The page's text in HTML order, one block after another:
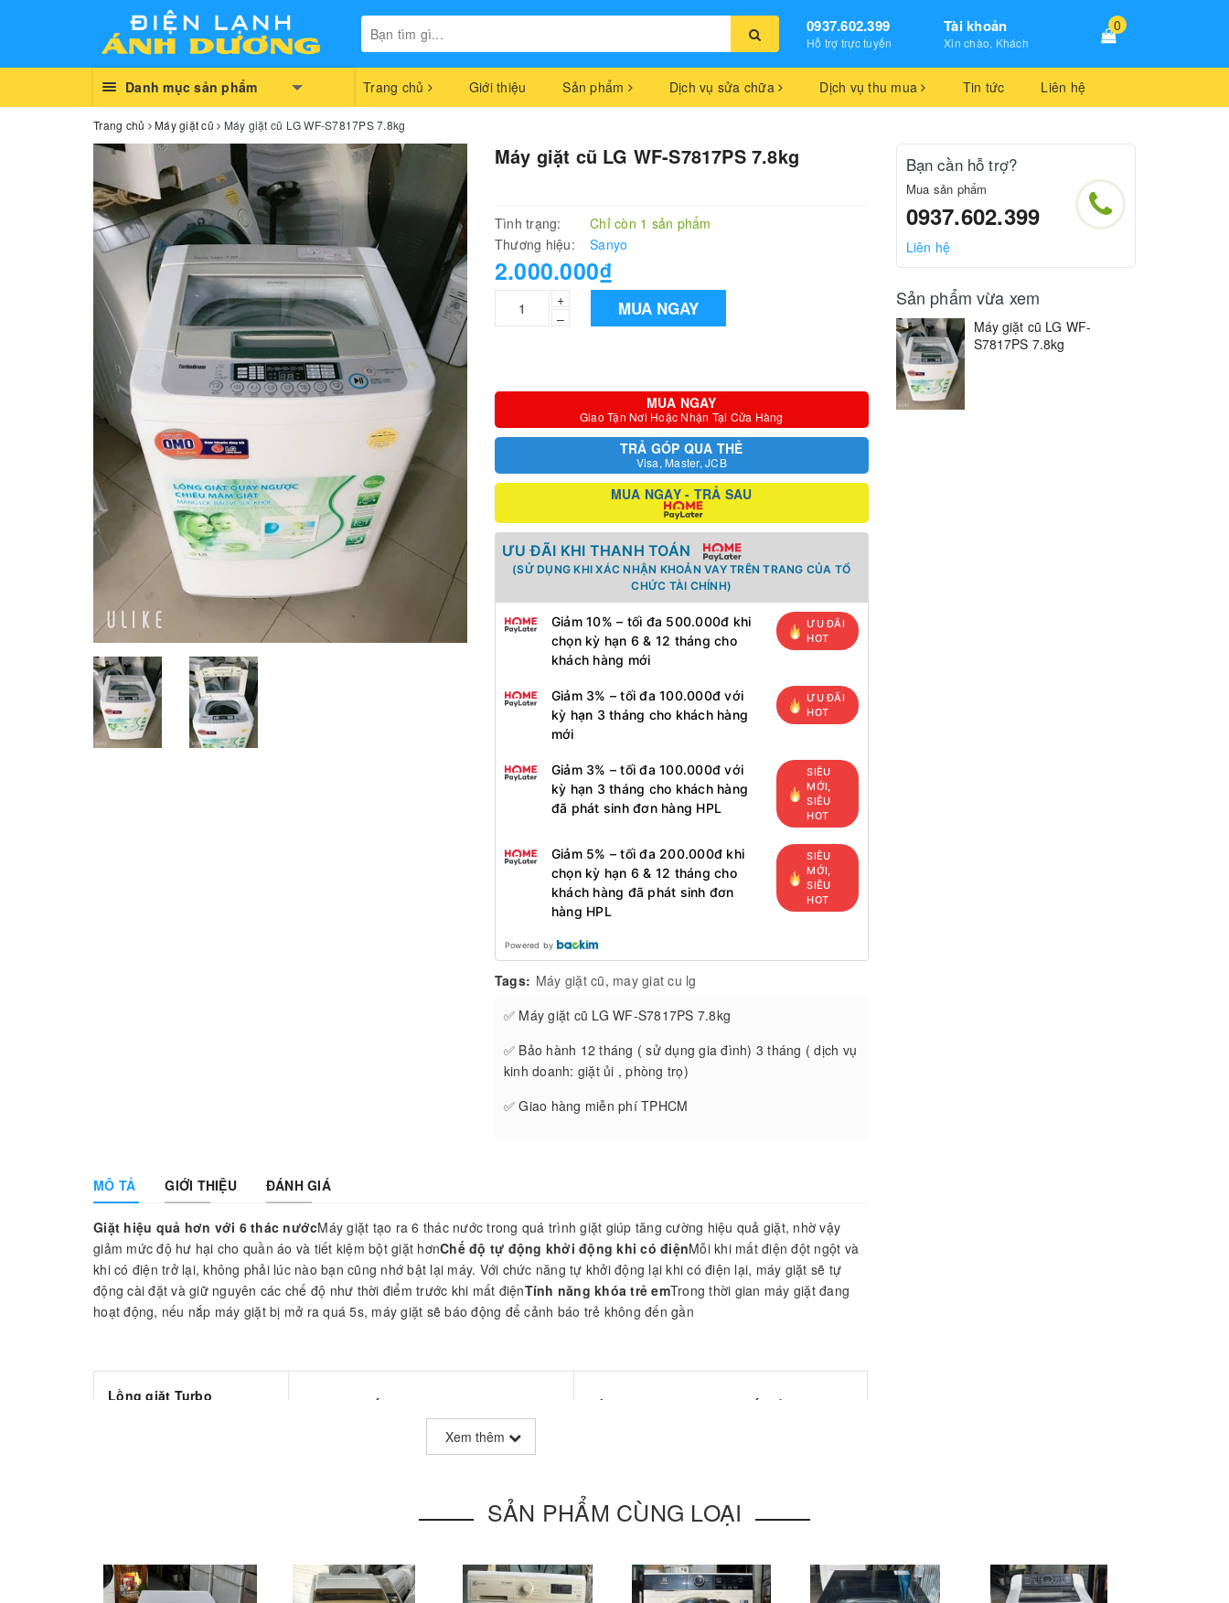
0937.602.399
Hỗ trợ trực tuyến
Tài khoản
Xin chào, Khách
0
Danh mục sản phẩm Trang chủ Giới thiệu Sản phẩm Dịch vụ sửa chữa Dịch vụ thu mua Tin tức Liên hệ
Trang chủ Máy giặt cũ Máy giặt cũ LG WF-S7817PS 7.8kg
Máy giặt cũ LG WF-S7817PS 7.8kg
Tình trạng:
Chỉ còn 1 sản phẩm
Thương hiệu:
Sanyo
2.000.000₫
+
–
MUA NGAY
MUA NGAY
Giao Tận Nơi Hoặc Nhận Tại Cửa Hàng
TRẢ GÓP QUA THẺ
Visa, Master, JCB
MUA NGAY - TRẢ SAU
ƯU ĐÃI KHI THANH TOÁN
(SỬ DỤNG KHI XÁC NHẬN KHOẢN VAY TRÊN TRANG CỦA TỔ
CHỨC TÀI CHÍNH)
Giảm 10% – tối đa 500.000đ khi
chọn kỳ hạn 6 & 12 tháng cho
khách hàng mới
ƯU ĐÃI
HOT
Giảm 3% – tối đa 100.000đ với
kỳ hạn 3 tháng cho khách hàng
mới
ƯU ĐÃI
HOT
Giảm 3% – tối đa 100.000đ với
kỳ hạn 3 tháng cho khách hàng
đã phát sinh đơn hàng HPL
SIÊU
MỚI,
SIÊU
HOT
Giảm 5% – tối đa 200.000đ khi
chọn kỳ hạn 6 & 12 tháng cho
khách hàng đã phát sinh đơn
hàng HPL
SIÊU
MỚI,
SIÊU
HOT
Powered by
Tags: Máy giặt cũ, may giat cu lg
✅ Máy giặt cũ LG WF-S7817PS 7.8kg
✅ Bảo hành 12 tháng ( sử dụng gia đình) 3 tháng ( dịch vụ
kinh doanh: giặt ủi , phòng trọ)
✅ Giao hàng miễn phí TPHCM
MÔ TẢ GIỚI THIỆU ĐÁNH GIÁ
Giặt hiệu quả hơn với 6 thác nướcMáy giặt tạo ra 6 thác nước trong quá trình giặt giúp tăng cường hiệu quả giặt, nhờ vậy
giảm mức độ hư hại cho quần áo và tiết kiệm bột giặt hơnChế độ tự động khởi động khi có điệnMỗi khi mất điện đột ngột và
khi có điện trở lại, không phải lúc nào bạn cũng nhớ bật lại máy. Với chức năng tự khởi động lại khi có điện lại, máy giặt sẽ tự
động cài đặt và giữ nguyên các chế độ như thời điểm trước khi mất điệnTính năng khóa trẻ emTrong thời gian máy giặt đang
hoạt động, nếu nắp máy giặt bị mở ra quá 5s, máy giặt sẽ báo động để cảnh báo trẻ không đến gần
Lồng giặt Turbo
Giặt sạch tối ưu
đều đồ giặt, mang lại hiệu quả giặt sạch
chặn sự hình thành của nấm mốc giúp
Nắp đậy rộng và trong suốt
Nắp đậy có
cạnh đó,nắp kính trong suốt này còn có khả
năng chịu lực và chống xước thật tốt.
Nhiều tính năng tiện
Chế độ tự động khởi động khi có
Xem thêm
Bạn cần hỗ trợ?
Mua sản phẩm
0937.602.399
Liên hệ
Sản phẩm vừa xem
Máy giặt cũ LG WF-
S7817PS 7.8kg
SẢN PHẨM CÙNG LOẠI